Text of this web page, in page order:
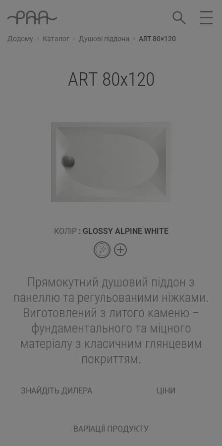
Додому Каталог Душові піддони ART 80×120
ART 80x120
КОЛІР : GLOSSY ALPINE WHITE
Прямокутний душовий піддон з
панеллю та регульованими ніжками.
Виготовлений з литого каменю –
фундаментального та міцного
матеріалу з класичним глянцевим
покриттям.
ЗНАЙДІТЬ ДИЛЕРА ЦІНИ
ВАРІАЦІЇ ПРОДУКТУ